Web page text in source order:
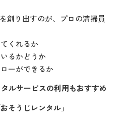
創り出すのが、プロの清掃員
くれるか
るかどうか
ーができるか
ルサービスの利用もおすすめ
そうじレンタル」